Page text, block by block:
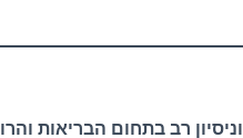
רב בתחום הבריאות